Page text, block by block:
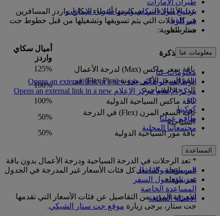
عدد الأميال التي سيكسبها أعضاء سكاي واردز المسافرين
في الرحلات التي يتم تسويقها وتشغيلها من قبل خطوط جت
ستار الجوية:
نوع التذكرة
أميال سكاي
واردز
باقة سعر ماكس (Max) لدرجة الأعمال
125%
باقة السعر الأكثر مرونة (Flex Plus) في
الدرجة السياحية
100%
باقة ماكس السياحية الدولية
100%
باقة السعر المرن (Flex) في الدرجة
السياحية
50%
باقة مور السياحية الدولية
50%
* تعد الرحلات في الدرجة السياحية ودرجة الأعمال بدون باقة
غير مؤهلة، كما تعد كل فئات الأسعار غير المدرجة في الجدول
غير مؤهلة
لمعرفة المزيد من التفاصيل عن فئات الأسعار التي تقدمها
جت ستار، يرجى زيارة موقع جت ستار الشبكي.
طيران الإمارات
برنامج الولاء سكاي واردز طيران الإمارات
شركاؤنا
جت ستار
معلومات عنا
معلومات عنا
الوظائفالوظائف Opens an external link in a new tab
مركز الإعلام
مركز الإعلام Opens an external link in a new
tab
كوكبنا
طاقم عملنا
مجتمعاتنا المحلية
المساعدة
المساعدة والاتصال
تحديثات حول السفر
المساعدة الخاصة
الأسئلة الشائعة